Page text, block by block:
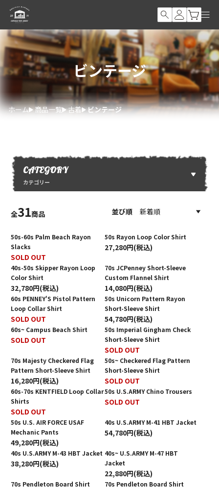
ビンテージ
ホーム 商品一覧 古着 ビンテージ
CATEGORY
カテゴリー
全31商品 並び順
50s-60s Palm Beach Rayon
Slacks
SOLD OUT
50s Rayon Loop Color Shirt
27,280円(税込)
40s-50s Skipper Rayon Loop
Color Shirt
32,780円(税込)
70s JCPenney Short-Sleeve
Custom Flannel Shirt
14,080円(税込)
60s PENNEY'S Pistol Pattern
Loop Collar Shirt
SOLD OUT
50s Unicorn Pattern Rayon
Short-Sleeve Shirt
54,780円(税込)
60s~ Campus Beach Shirt
SOLD OUT
50s Imperial Gingham Check
Short-Sleeve Shirt
SOLD OUT
70s Majesty Checkered Flag
Pattern Short-Sleeve Shirt
16,280円(税込)
50s~ Checkered Flag Pattern
Short-Sleeve Shirt
SOLD OUT
60s-70s KENTFIELD Loop Collar
Shirts
SOLD OUT
50s U.S.ARMY Chino Trousers
SOLD OUT
50s U.S. AIR FORCE USAF
Mechanic Pants
49,280円(税込)
40s U.S.ARMY M-41 HBT Jacket
54,780円(税込)
40s U.S.ARMY M-43 HBT Jacket
38,280円(税込)
40s~ U.S.ARMY M-47 HBT
Jacket
22,880円(税込)
70s Pendleton Board Shirt 70s Pendleton Board Shirt